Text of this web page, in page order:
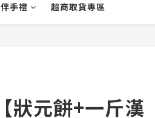
伴手禮 超商取貨專區
狀元餅+一斤漢